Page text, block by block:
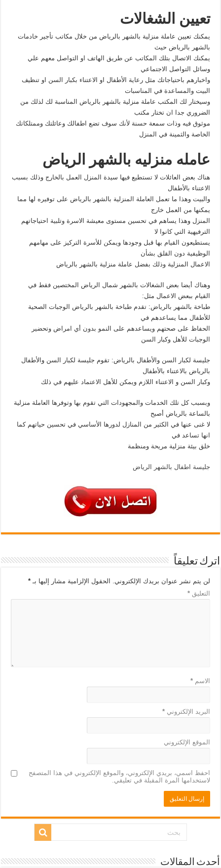
تعيين الشغالات
يمكنك تعيين عاملة منزلية بالشهر بالرياض من خلال مكاتب تأجير خادمات
بالشهر بالرياض حيث
يمكنك الاتصال بتلك المكاتب عن طريق الهاتف او التواصل معهم علي
وسائل التواصل الاجتماعي
واخبارهم باحتياجاتك مثل رعاية الأطفال او الاعتناء بكبار السن او تنظيف
البيت والمساعدة في المناسبات
وسيختار لك المكتب عاملة منزلية بالشهر بالرياض المناسبة لك لذلك من
الضروري جدا ان تختار مكتب
موثوق فيه وذات سمعة حسنة لأنك سوف تضع اطفالك وعائلتك وممتلكاتك
الخاصة والثمينة في المنزل
عامله منزليه بالشهر الرياض
هناك بعض العائلات لا تستطيع فيها سيدة المنزل العمل بالخارج وذلك بسبب
الاعتناء بالأطفال
والبيت وهذا ما تعمل العاملة المنزلية بالشهر بالرياض على توفيره لها مما
يمكنها من العمل خارج
المنزل وهذا يساهم في تحسين مستوى معيشة الاسرة وتلبية احتياجاتهم
الترفيهية التي كانوا لا
يستطيعون القيام بها قبل وجودها ويمكن للأسرة التركيز على مهامهم
الوظيفية دون القلق بشأن
الاعمال المنزلية وذلك بفضل عاملة منزلية بالشهر بالرياض
وهناك أيضا بعض الشغالات بالشهر شمال الرياض المختصين فقط في
القيام ببعض الاعمال مثل:
طباخة بالشهر بالرياض: تقدم طباخة بالشهر بالرياض الوجبات الصحية
للأطفال مما يساعدهم في
الحفاظ على صحتهم ويساعدهم على النمو بدون أي امراض وتحضير
الوجبات للأهل وكبار السن
جليسة لكبار السن والأطفال بالرياض: تقوم جليسة لكبار السن والأطفال
بالرياض بالاعتناء بالأطفال
وكبار السن و الاعتناء اللازم ويمكن للأهل الاعتماد عليهم في ذلك
وبسبب كل تلك الخدمات والمجهودات التي تقوم بها وتوفرها العاملة منزلية
بالساعة بالرياض أصبح
لا غنى عنها في الكثير من المنازل لدورها الأساسي في تحسين حياتهم كما
انها تساعد في
خلق بيئة منزلية مريحة ومنظمة
جليسة اطفال بالشهر الرياض
اترك تعليقاً
لن يتم نشر عنوان بريدك الإلكتروني. الحقول الإلزامية مشار إليها بـ*
التعليق*
الاسم*
البريد الإلكتروني*
الموقع الإلكتروني
احفظ اسمي، بريدي الإلكتروني، والموقع الإلكتروني في هذا المتصفح
لاستخدامها المرة المقبلة في تعليقي.
أحدث المقالات